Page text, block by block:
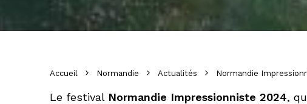
Accueil Normandie Actualités Normandie
Le festival Normandie Impressionniste 2024,